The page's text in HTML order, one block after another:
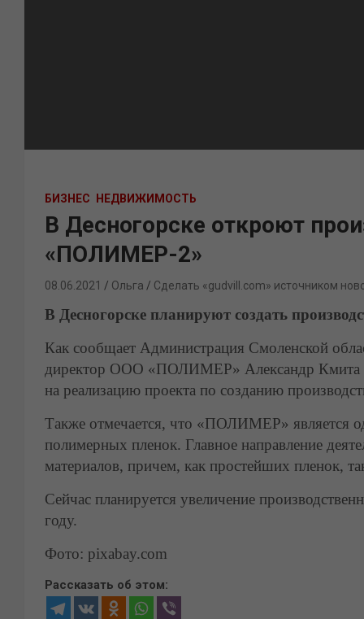
БИЗНЕС НЕДВИЖИМОСТЬ
В Десногорске откроют
«ПОЛИМЕР-2»
08.06.2021 Ольга Сделать «gudvill.com» источником
В Десногорске планируют создать
Как сообщает Администрация Смоленской
директор ООО «ПОЛИМЕР» Александр Кмита
на реализацию проекта по созданию
Также отмечается, что «ПОЛИМЕР» является
полимерных пленок. Главное направление
материалов, причем, как простейших пленок,
Сейчас планируется увеличение
году.
Фото: pixabay.com
Рассказать об этом: